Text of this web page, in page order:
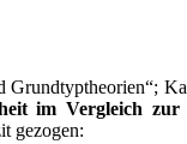
im Vergleich
gezogen: